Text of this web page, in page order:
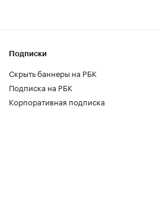
Подписки
Скрыть баннеры на РБК
Подписка на РБК
Корпоративная подписка